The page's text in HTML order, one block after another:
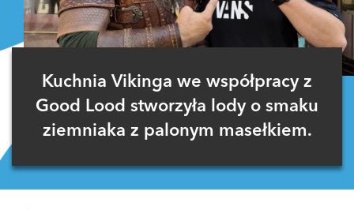
Kuchnia Vikinga we współpracy z
Good Lood stworzyła lody o smaku
ziemniaka z palonym masełkiem.